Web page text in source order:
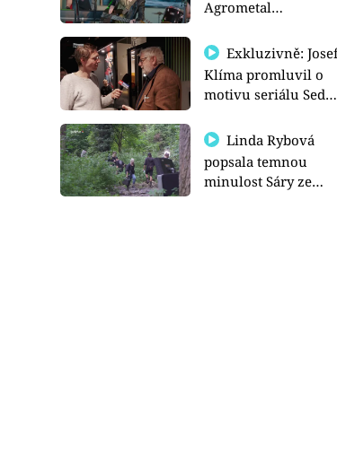
Agrometal
prima+
Exkluzivně: Josef
Klíma promluvil o
motivu seriálu Sedm
Linda Rybová
popsala temnou
minulost Sáry ze